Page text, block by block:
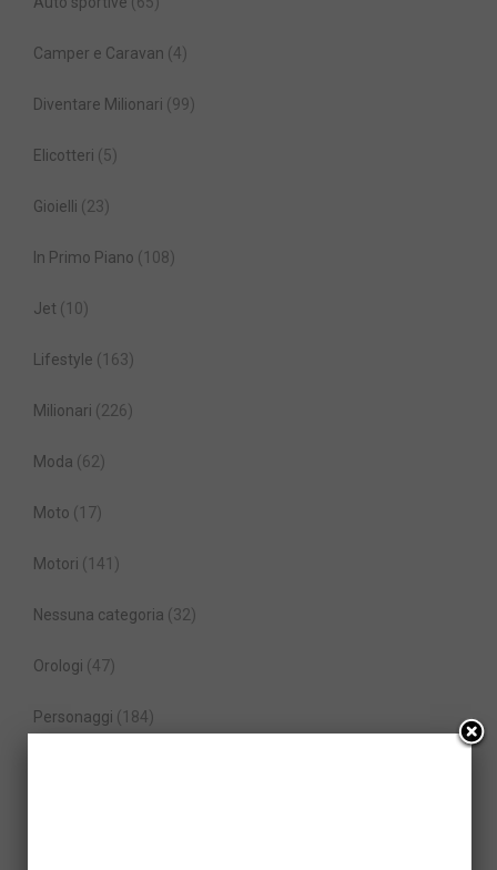
Camper e Caravan (4)
Diventare Milionari (99)
Elicotteri (5)
Gioielli (23)
In Primo Piano (108)
Jet (10)
Lifestyle (163)
Milionari (226)
Moda (62)
Moto (17)
Motori (141)
Nessuna categoria (32)
Orologi (47)
Personaggi (184)